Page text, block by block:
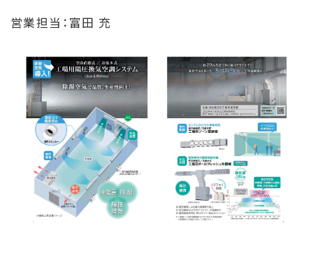
営業担当：富田 充